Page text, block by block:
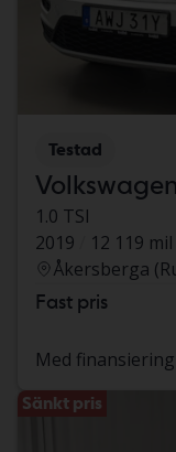
Testad
1.0 TSI
2019
12 119 mil
Åkersberga
Fast pris
Med finansiering
Sänkt pris